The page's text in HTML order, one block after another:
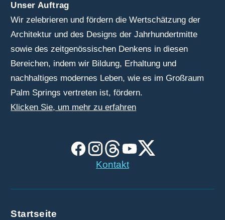
Unser Auftrag
Wir zelebrieren und fördern die Wertschätzung der
Architektur und des Designs der Jahrhundertmitte
sowie des zeitgenössischen Denkens in diesen
Bereichen, indem wir Bildung, Erhaltung und
nachhaltiges modernes Leben, wie es im Großraum
Palm Springs vertreten ist, fördern.
Klicken Sie, um mehr zu erfahren
Kontakt
Startseite